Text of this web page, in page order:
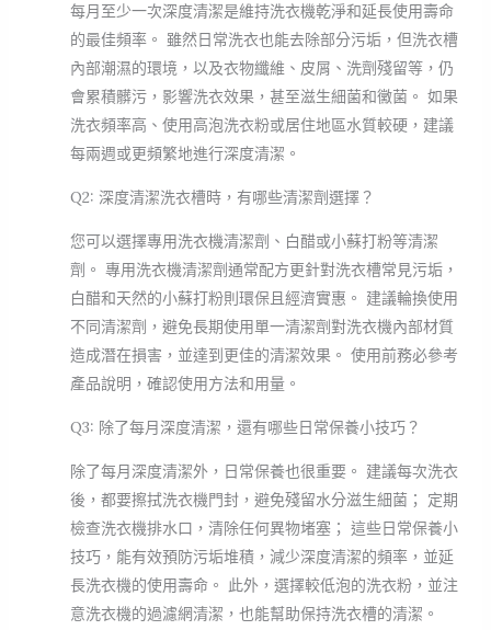
每月至少一次深度清潔是維持洗衣機乾淨和延長使用壽命
的最佳頻率。 雖然日常洗衣也能去除部分污垢，但洗衣槽
內部潮濕的環境，以及衣物纖維、皮屑、洗劑殘留等，仍
會累積髒污，影響洗衣效果，甚至滋生細菌和黴菌。 如果
洗衣頻率高、使用高泡洗衣粉或居住地區水質較硬，建議
每兩週或更頻繁地進行深度清潔。
Q2: 深度清潔洗衣槽時，有哪些清潔劑選擇？
您可以選擇專用洗衣機清潔劑、白醋或小蘇打粉等清潔
劑。 專用洗衣機清潔劑通常配方更針對洗衣槽常見污垢，
白醋和天然的小蘇打粉則環保且經濟實惠。 建議輪換使用
不同清潔劑，避免長期使用單一清潔劑對洗衣機內部材質
造成潛在損害，並達到更佳的清潔效果。 使用前務必參考
產品說明，確認使用方法和用量。
Q3: 除了每月深度清潔，還有哪些日常保養小技巧？
除了每月深度清潔外，日常保養也很重要。 建議每次洗衣
後，都要擦拭洗衣機門封，避免殘留水分滋生細菌； 定期
檢查洗衣機排水口，清除任何異物堵塞； 這些日常保養小
技巧，能有效預防污垢堆積，減少深度清潔的頻率，並延
長洗衣機的使用壽命。 此外，選擇較低泡的洗衣粉，並注
意洗衣機的過濾網清潔，也能幫助保持洗衣槽的清潔。